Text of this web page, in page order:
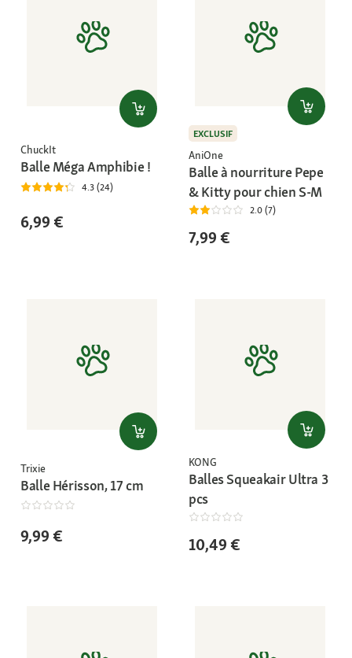
ChuckIt
Balle Méga Amphibie !
4.3 (24)
6,99 €
EXCLUSIF
AniOne
Balle à nourriture Pepe
& Kitty pour chien S-M
2.0 (7)
7,99 €
Trixie
Balle Hérisson, 17 cm
9,99 €
KONG
Balles Squeakair Ultra 3
pcs
10,49 €